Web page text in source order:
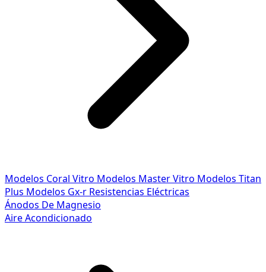
Modelos Coral Vitro Modelos Master Vitro Modelos Titan
Plus Modelos Gx-r Resistencias Eléctricas
Ánodos De Magnesio
Aire Acondicionado